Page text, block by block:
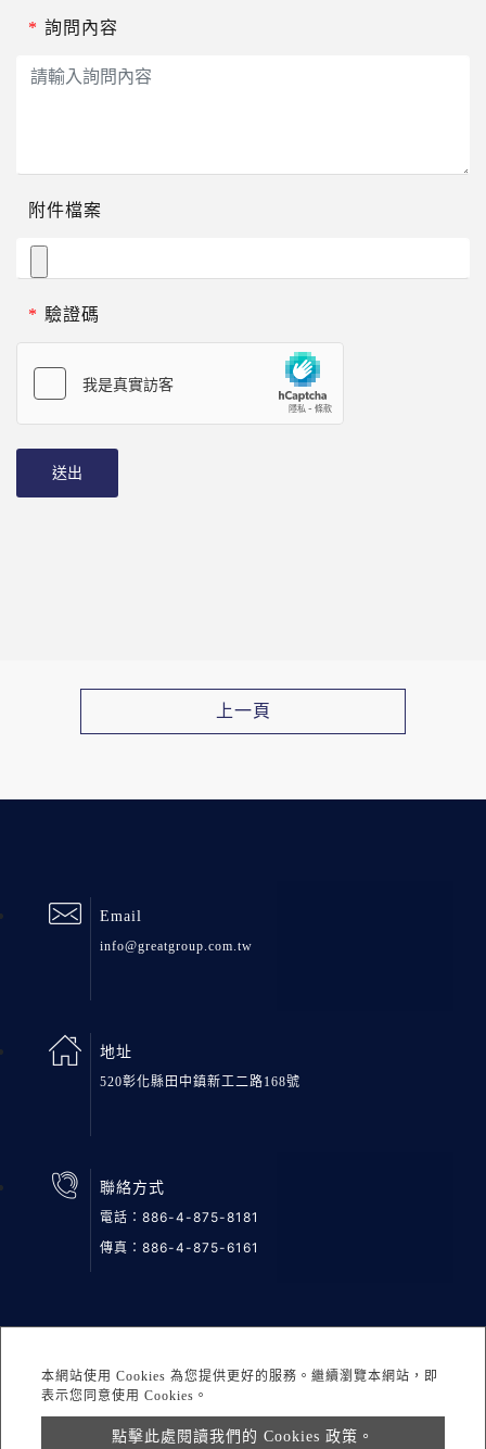
* 詢問內容
附件檔案
* 驗證碼
送出
上一頁
本網站使用 Cookies 為您提供更好的服務。繼續瀏覽本網站，即
表示您同意使用 Cookies。
點擊此處閱讀我們的 Cookies 政策。
Email
info@greatgroup.com.tw
地址
520彰化縣田中鎮新工二路168號
聯絡方式
電話： 886-4-875-8181
傳真：886-4-875-6161
Copyright © 2026 鉅邦醫材股份有限公司 All rights reserved.